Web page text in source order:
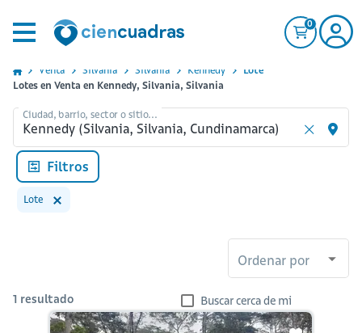
0
Venta Silvania Silvania Kennedy
Lote
Lotes en Venta en Kennedy, Silvania, Silvania
Ciudad, barrio, sector o sitio...
Filtros
Lote
Ordenar por
1 resultado Buscar cerca de mi